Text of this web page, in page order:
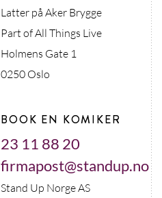
Latter på Aker Brygge
Part of All Things Live
Holmens Gate 1
0250 Oslo
BOOK EN KOMIKER
23 11 88 20
firmapost@standup.no
Stand Up Norge AS